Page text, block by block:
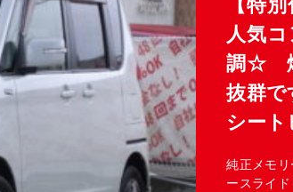
【特
人気
調☆ 燃
抜群
シー
純正メモ
ースライ